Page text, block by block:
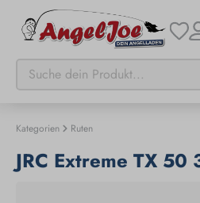
Kategorien Ruten
JRC Extreme TX